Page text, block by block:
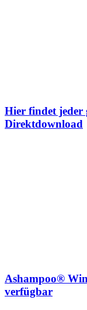
Hier findet jeder
Direktdownload
Ashampoo®
verfügbar